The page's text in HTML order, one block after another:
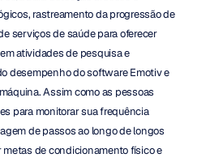
rastreamento da progressão de
serviços de saúde para oferecer
atividades de pesquisa e
desempenho do software Emotiv e
Assim como as pessoas
para monitorar sua frequência
de passos ao longo de longos
de condicionamento físico e